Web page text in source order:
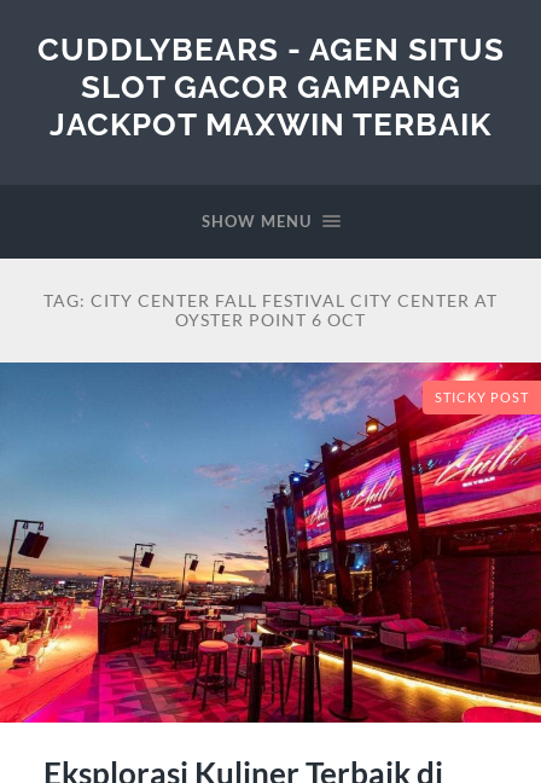
CUDDLYBEARS - AGEN SITUS
SLOT GACOR GAMPANG
JACKPOT MAXWIN TERBAIK
SHOW MENU
TAG: CITY CENTER FALL FESTIVAL CITY CENTER AT
OYSTER POINT 6 OCT
STICKY POST
Eksplorasi Kuliner Terbaik di